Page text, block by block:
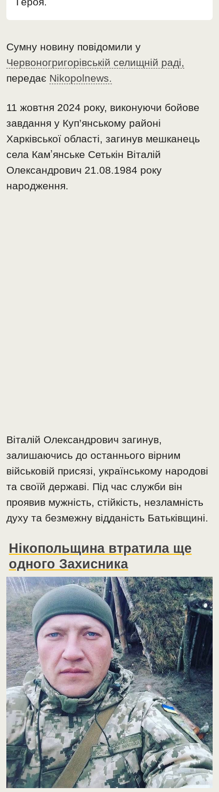
Сумну новину повідомили у
Червоногригорівській селищній раді,
передає Nikopolnews.
11 жовтня 2024 року, виконуючи бойове
завдання у Куп’янському районі
Харківської області, загинув мешканець
села Камʼянське Сетькін Віталій
Олександрович 21.08.1984 року
народження.
Віталій Олександрович загинув,
залишаючись до останнього вірним
військовій присязі, українському народові
та своїй державі. Під час служби він
проявив мужність, стійкість, незламність
духу та безмежну відданість Батьківщині.
Нікопольщина втратила ще
одного Захисника